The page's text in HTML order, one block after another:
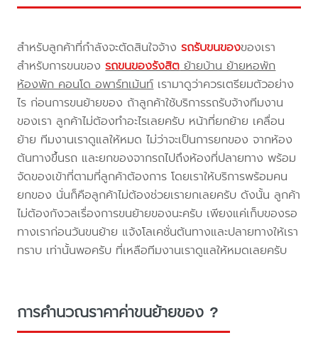
สำหรับลูกค้าที่กำลังจะตัดสินใจจ้างรถรับขนของของเรา
สำหรับการขนของรถขนของรังสิตย้ายบ้าน ย้ายหอพัก
ห้องพัก คอนโด อพาร์ทเม้นท์เรามาดูว่าควรเตรียมตัวอย่าง
ไร ก่อนการขนย้ายของ ถ้าลูกค้าใช้บริการรถรับจ้างทีมงาน
ของเรา ลูกค้าไม่ต้องทำอะไรเลยครับ หน้าที่ยกย้าย เคลื่อน
ย้าย ทีมงานเราดูแลให้หมด ไม่ว่าจะเป็นการยกของ จากห้อง
ต้นทางขึ้นรถ และยกของจากรถไปถึงห้องที่ปลายทาง พร้อม
จัดของเข้าที่ตามที่ลูกค้าต้องการ โดยเราให้บริการพร้อมคน
ยกของ นั่นก็คือลูกค้าไม่ต้องช่วยเรายกเลยครับ ดังนั้น ลูกค้า
ไม่ต้องกังวลเรื่องการขนย้ายของนะครับ เพียงแค่เก็บของรอ
ทางเราก่อนวันขนย้าย แจ้งโลเคชั่นต้นทางและปลายทางให้เรา
ทราบ เท่านั้นพอครับ ที่เหลือทีมงานเราดูแลให้หมดเลยครับ
การคำนวณราคาค่าขนย้ายของ ?